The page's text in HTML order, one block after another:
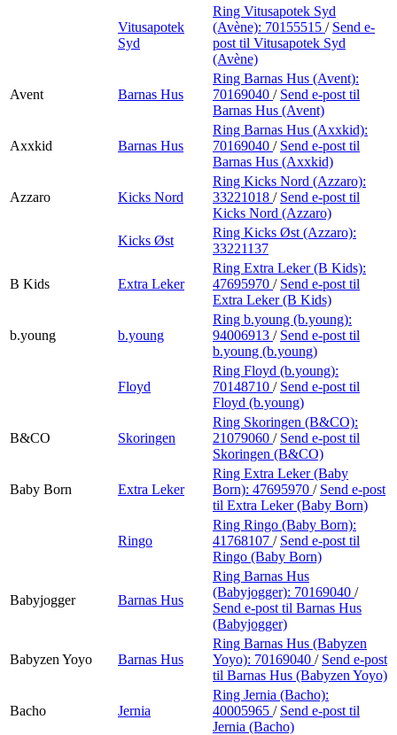
Vitusapotek
Syd
Ring Vitusapotek Syd
(Avène): 70155515 / Send e-
post til Vitusapotek Syd
(Avène)
Avent Barnas Hus
Ring Barnas Hus (Avent):
70169040 / Send e-post til
Barnas Hus (Avent)
Axxkid Barnas Hus
Ring Barnas Hus (Axxkid):
70169040 / Send e-post til
Barnas Hus (Axxkid)
Azzaro Kicks Nord
Ring Kicks Nord (Azzaro):
33221018 / Send e-post til
Kicks Nord (Azzaro)
Kicks Øst
Ring Kicks Øst (Azzaro):
33221137
B Kids Extra Leker
Ring Extra Leker (B Kids):
47695970 / Send e-post til
Extra Leker (B Kids)
b.young b.young
Ring b.young (b.young):
94006913 / Send e-post til
b.young (b.young)
Floyd
Ring Floyd (b.young):
70148710 / Send e-post til
Floyd (b.young)
B&CO Skoringen
Ring Skoringen (B&CO):
21079060 / Send e-post til
Skoringen (B&CO)
Baby Born Extra Leker
Ring Extra Leker (Baby
Born): 47695970 / Send e-post
til Extra Leker (Baby Born)
Ringo
Ring Ringo (Baby Born):
41768107 / Send e-post til
Ringo (Baby Born)
Babyjogger Barnas Hus
Ring Barnas Hus
(Babyjogger): 70169040 /
Send e-post til Barnas Hus
(Babyjogger)
Babyzen Yoyo Barnas Hus
Ring Barnas Hus (Babyzen
Yoyo): 70169040 / Send e-post
til Barnas Hus (Babyzen Yoyo)
Bacho Jernia
Ring Jernia (Bacho):
40005965 / Send e-post til
Jernia (Bacho)